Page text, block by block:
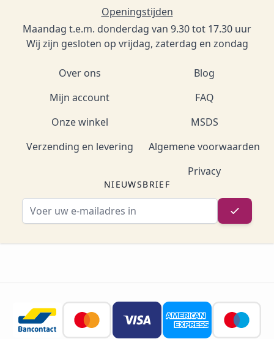
Openingstijden
Maandag t.e.m. donderdag van 9.30 tot 17.30 uur
Wij zijn gesloten op vrijdag, zaterdag en zondag
Over ons
Mijn account
Onze winkel
Verzending en levering
Blog
FAQ
MSDS
Algemene voorwaarden
Privacy
NIEUWSBRIEF